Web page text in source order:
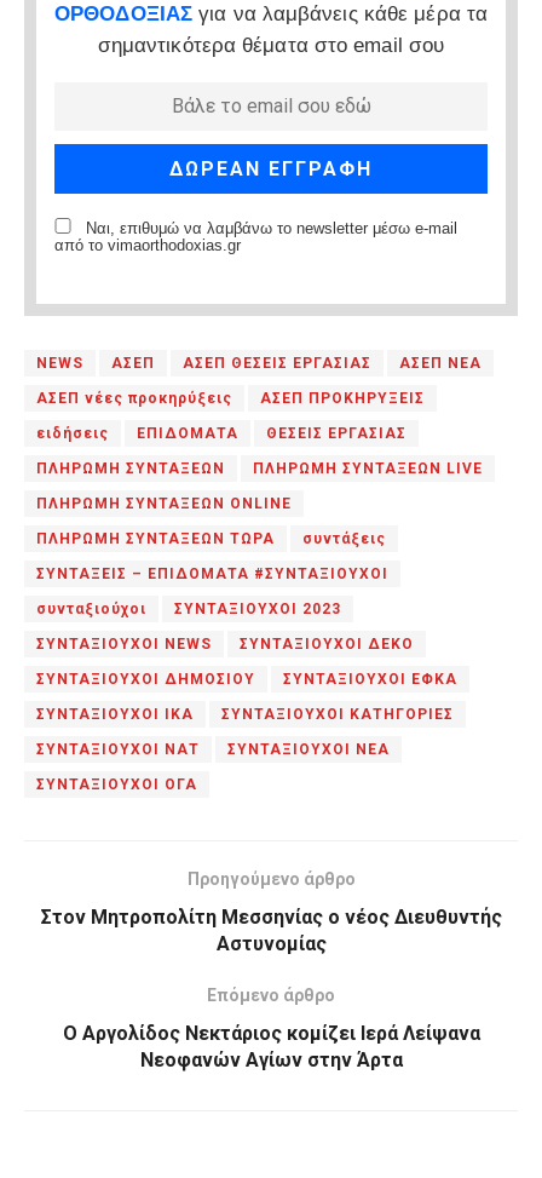
ΟΡΘΟΔΟΞΙΑΣ για να λαμβάνεις κάθε μέρα τα
σημαντικότερα θέματα στο email σου
Ναι, επιθυμώ να λαμβάνω το newsletter μέσω e-mail
από το vimaorthodoxias.gr
NEWS ΑΣΕΠ ΑΣΕΠ ΘΕΣΕΙΣ ΕΡΓΑΣΙΑΣ ΑΣΕΠ ΝΕΑ
ΑΣΕΠ νέες προκηρύξεις ΑΣΕΠ ΠΡΟΚΗΡΥΞΕΙΣ
ειδήσεις ΕΠΙΔΟΜΑΤΑ ΘΕΣΕΙΣ ΕΡΓΑΣΙΑΣ
ΠΛΗΡΩΜΗ ΣΥΝΤΑΞΕΩΝ ΠΛΗΡΩΜΗ ΣΥΝΤΑΞΕΩΝ LIVE
ΠΛΗΡΩΜΗ ΣΥΝΤΑΞΕΩΝ ONLINE
ΠΛΗΡΩΜΗ ΣΥΝΤΑΞΕΩΝ ΤΩΡΑ συντάξεις
ΣΥΝΤΑΞΕΙΣ – ΕΠΙΔΟΜΑΤΑ #ΣΥΝΤΑΞΙΟΥΧΟΙ
συνταξιούχοι ΣΥΝΤΑΞΙΟΥΧΟΙ 2023
ΣΥΝΤΑΞΙΟΥΧΟΙ NEWS ΣΥΝΤΑΞΙΟΥΧΟΙ ΔΕΚΟ
ΣΥΝΤΑΞΙΟΥΧΟΙ ΔΗΜΟΣΙΟΥ ΣΥΝΤΑΞΙΟΥΧΟΙ ΕΦΚΑ
ΣΥΝΤΑΞΙΟΥΧΟΙ ΙΚΑ ΣΥΝΤΑΞΙΟΥΧΟΙ ΚΑΤΗΓΟΡΙΕΣ
ΣΥΝΤΑΞΙΟΥΧΟΙ ΝΑΤ ΣΥΝΤΑΞΙΟΥΧΟΙ ΝΕΑ
ΣΥΝΤΑΞΙΟΥΧΟΙ ΟΓΑ
Προηγούμενο άρθρο
Στον Μητροπολίτη Μεσσηνίας ο νέος Διευθυντής
Αστυνομίας
Επόμενο άρθρο
Ο Αργολίδος Νεκτάριος κομίζει Ιερά Λείψανα
Νεοφανών Αγίων στην Άρτα